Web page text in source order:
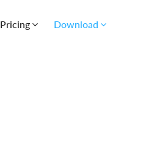
Pricing Download